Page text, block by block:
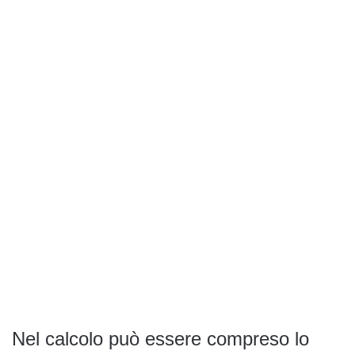
Nel calcolo può essere compreso lo